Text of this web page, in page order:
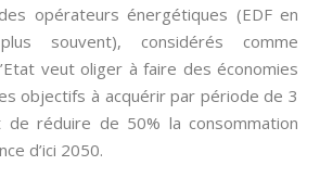
opérateurs énergétiques (EDF en
souvent), considérés comme
veut oliger à faire des économies
objectifs à acquérir par période de 3
de réduire de 50% la consommation
d’ici 2050.